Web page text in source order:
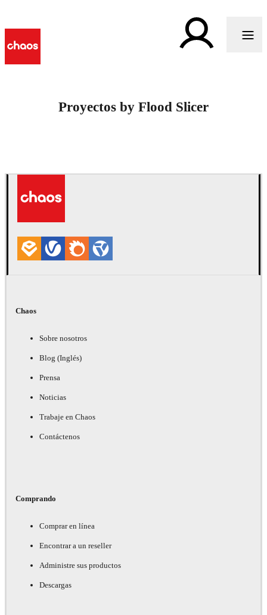
Proyectos by Flood Slicer
Chaos
Sobre nosotros
Blog (Inglés)
Prensa
Noticias
Trabaje en Chaos
Contáctenos
Comprando
Comprar en línea
Encontrar a un reseller
Administre sus productos
Descargas